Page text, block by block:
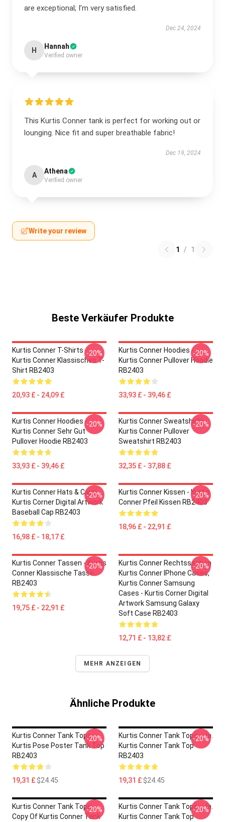
are exceptional; I’m very satisfied.
Dec 24, 2024
H Hannah
Verified owner
This Kurtis Conner tank is perfect for working out or
lounging. Nice fit and super breathable fabric!
Dec 19, 2024
A Athena
Verified owner
Write your review
1 / 1
Beste Verkäufer Produkte
Kurtis Conner T-Shirts -
Kurtis Conner Klassisches T-
Shirt RB2403
20,93 £ - 24,09 £
-20%
Kurtis Conner Hoodies -
Kurtis Conner Pullover Hoodie
RB2403
33,93 £ - 39,46 £
-20%
Kurtis Conner Hoodies -
Kurtis Conner Sehr Gut
Pullover Hoodie RB2403
33,93 £ - 39,46 £
-20%
Kurtis Conner Sweatshirts -
Kurtis Conner Pullover
Sweatshirt RB2403
32,35 £ - 37,88 £
-20%
Kurtis Conner Hats & Caps -
Kurtis Corner Digital Artwork
Baseball Cap RB2403
16,98 £ - 18,17 £
-20%
Kurtis Conner Kissen - Kurtis
Conner Pfeil Kissen RB2403
18,96 £ - 22,91 £
-20%
Kurtis Conner Tassen - Kurtis
Conner Klassische Tasse
RB2403
19,75 £ - 22,91 £
-20%
Kurtis Conner Rechtssachen
Kurtis Conner IPhone Cases,
Kurtis Conner Samsung
Cases - Kurtis Corner Digital
Artwork Samsung Galaxy
Soft Case RB2403
12,71 £ - 13,82 £
-20%
MEHR ANZEIGEN
Ähnliche Produkte
Kurtis Conner Tank Tops -
Kurtis Pose Poster Tank Top
RB2403
19,31 £$24.45
-20%
Kurtis Conner Tank Tops - Ja.
Kurtis Conner Tank Top
RB2403
19,31 £$24.45
-20%
Kurtis Conner Tank Tops -
Copy Of Kurtis Conner Tank
-20%
Kurtis Conner Tank Tops - Ja.
Kurtis Conner Tank Top
-20%